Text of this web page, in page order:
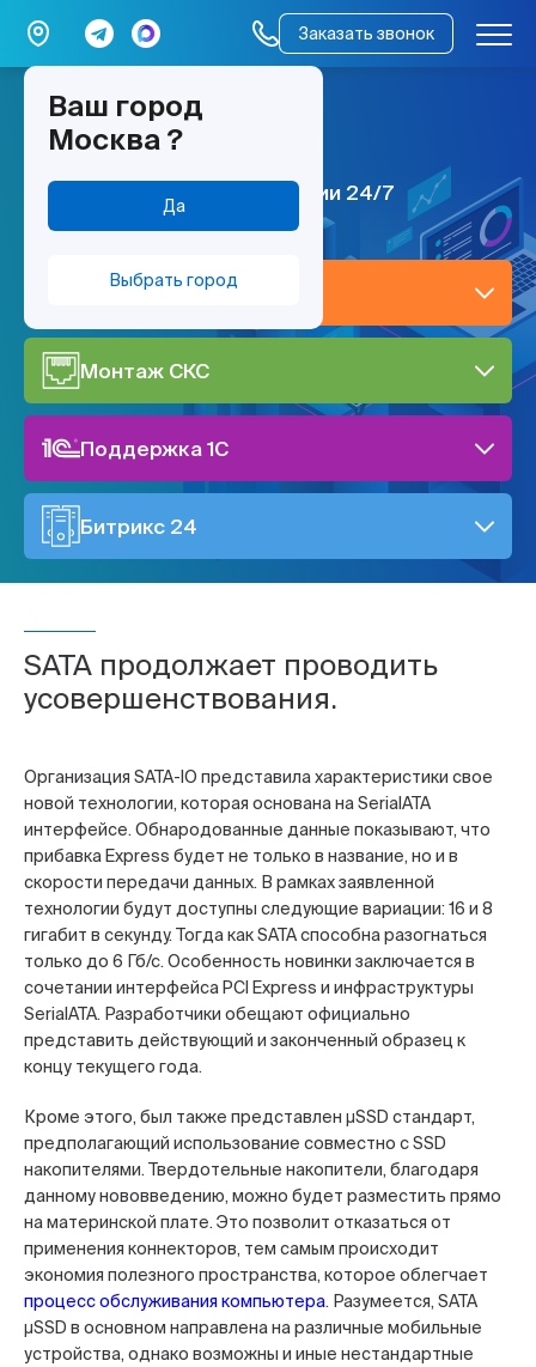
Ваш город
Москва ?
Да
Выбрать город
Заказать звонок
мы работаем –
всё работает
ИТ поддержка по всей России 24/7
IT-поддержка
Монтаж СКС
Поддержка 1C
Битрикс 24
SATA продолжает проводить
усовершенствования.
Организация SATA-IO представила характеристики свое
новой технологии, которая основана на SerialATA
интерфейсе. Обнародованные данные показывают, что
прибавка Express будет не только в название, но и в
скорости передачи данных. В рамках заявленной
технологии будут доступны следующие вариации: 16 и 8
гигабит в секунду. Тогда как SATA способна разогнаться
только до 6 Гб/с. Особенность новинки заключается в
сочетании интерфейса PCI Express и инфраструктуры
SerialATA. Разработчики обещают официально
представить действующий и законченный образец к
концу текущего года.
Кроме этого, был также представлен µSSD стандарт,
предполагающий использование совместно с SSD
накопителями. Твердотельные накопители, благодаря
данному нововведению, можно будет разместить прямо
на материнской плате. Это позволит отказаться от
применения коннекторов, тем самым происходит
экономия полезного пространства, которое облегчает
процесс обслуживания компьютера. Разумеется, SATA
µSSD в основном направлена на различные мобильные
устройства, однако возможны и иные нестандартные